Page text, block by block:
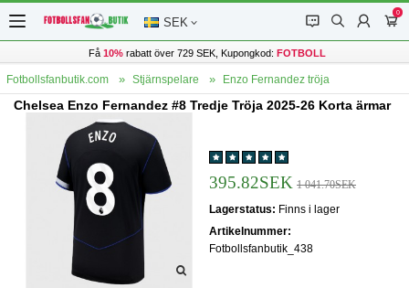
SEK 󰂱 󰂨 󰃳
0
󰃦
Få 10%rabatt över 729 SEK, Kupongkod: FOTBOLL
Fotbollsfanbutik.com Stjärnspelare Enzo Fernandez tröja
Chelsea Enzo Fernandez #8 Tredje Tröja 2025-26 Korta ärmar
395.82SEK 1 041.70SEK
Lagerstatus: Finns i lager
Artikelnummer:
Fotbollsfanbutik_438